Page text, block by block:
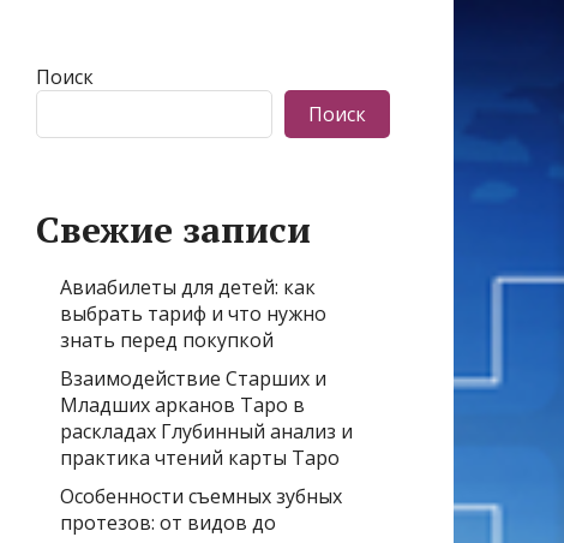
Поиск
Поиск
Свежие записи
Авиабилеты для детей: как
выбрать тариф и что нужно
знать перед покупкой
Взаимодействие Старших и
Младших арканов Таро в
раскладах Глубинный анализ и
практика чтений карты Таро
Особенности съемных зубных
протезов: от видов до